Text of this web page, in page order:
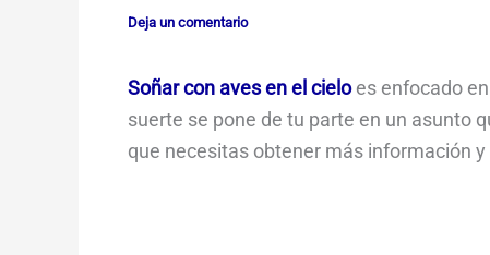
Deja un comentario
Soñar con aves en el cieloes enfocado
suerte se pone de tu parte en un asunto
que necesitas obtener más información